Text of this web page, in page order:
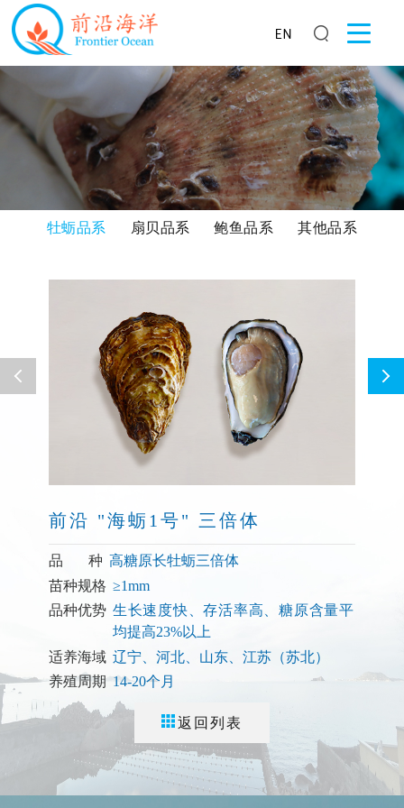
牡蛎品系 扇贝品系 鲍鱼品系 其他品系
前沿 "海蛎1号" 三倍体
品 种 高糖原长牡蛎三倍体
苗种规格 ≥1mm
品种优势 生长速度快、存活率高、糖原含量平
均提高23%以上
适养海域 辽宁、河北、山东、江苏（苏北）
养殖周期 14-20个月
返回列表